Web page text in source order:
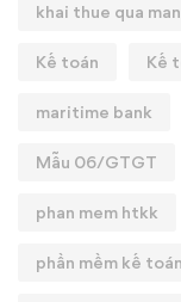
khai thue qua
Kế toán Kế
maritime bank
Mẫu 06/GTGT
phan mem htkk
phần mềm kế toán